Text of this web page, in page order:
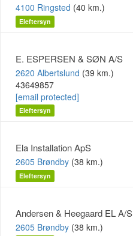
4100 Ringsted (40 km.)
Eleftersyn
E. ESPERSEN & SØN A/S
2620 Albertslund (39 km.)
43649857
[email protected]
Eleftersyn
Ela Installation ApS
2605 Brøndby (38 km.)
Eleftersyn
Andersen & Heegaard EL A/S
2605 Brøndby (38 km.)